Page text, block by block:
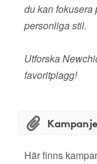
du kan fokusera
personliga stil.
Utforska
favoritplagg!
Här finns